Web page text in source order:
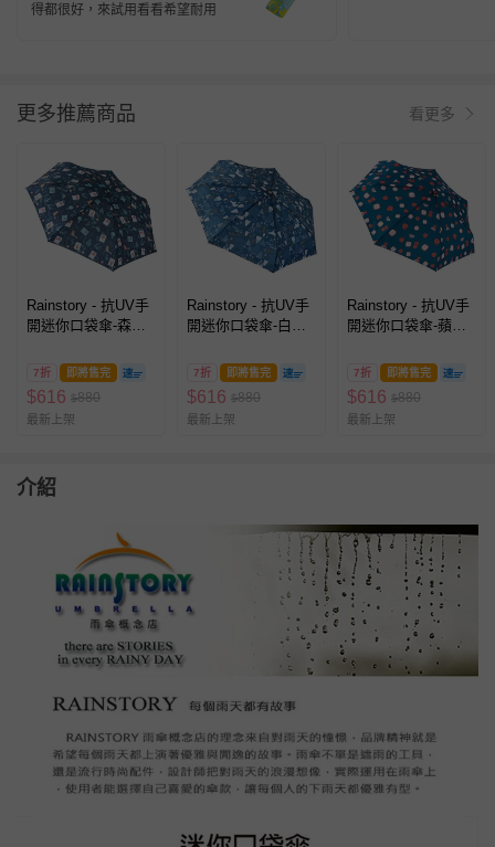
得都很好，來試用看看希望耐用
更多推薦商品 看更多
Rainstory - 抗UV手
開迷你口袋傘-森林
7折 即將售完
$616 $880
最新上架
Rainstory - 抗UV手
開迷你口袋傘-白熊
7折 即將售完
$616 $880
最新上架
Rainstory - 抗UV手
開迷你口袋傘-蘋果
7折 即將售完
$616 $880
最新上架
介紹